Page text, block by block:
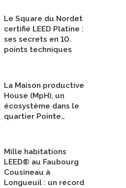
Le Square du Nordet
certifié LEED Platine :
ses secrets en 10
points techniques
La Maison productive
House (MpH), un
écosystème dans le
quartier Pointe…
Mille habitations
LEED® au Faubourg
Cousineau à
Longueuil : un record
Mandat 2021 et 2022 - Habitation Durable Victoriaville et Plessisville Leclerc 1
Entrepreneurs Généraux
De Construction Thibodeau